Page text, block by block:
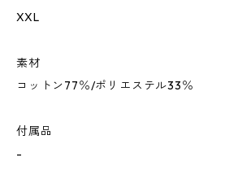
XXL
素材
コットン77％/ポリエステル33％
付属品
-